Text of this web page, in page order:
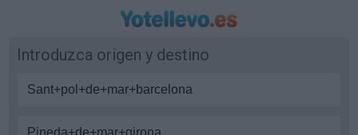
Introduzca origen y destino